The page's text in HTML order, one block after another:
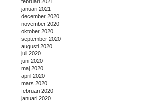
februari 2021
januari 2021
december 2020
november 2020
oktober 2020
september 2020
augusti 2020
juli 2020
juni 2020
maj 2020
april 2020
mars 2020
februari 2020
januari 2020